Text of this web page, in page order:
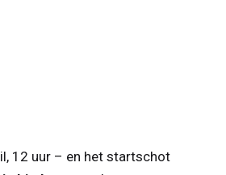
12 uur – en het startschot